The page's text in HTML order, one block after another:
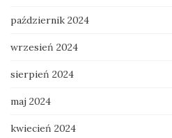
październik 2024
wrzesień 2024
sierpień 2024
maj 2024
kwiecień 2024